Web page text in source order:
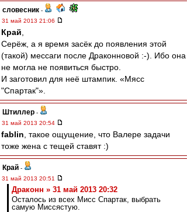
словесник -
31 май 2013 21:06
Край
Серёж, а я время засёк до появления этой
(такой) мессаги после Драконновой :-). Ибо она
не могла не появиться быстро.
И заготовил для неё штампик. «Мясс
"Спартак"».
Штиллер -
31 май 2013 20:54
fablin , такое ощущение, что Валере задачи
тоже жена с тещей ставят :)
Край -
31 май 2013 20:51
Драконн » 31 май 2013 20:32
Осталось из всех Мисс Спартак, выбрать
самую Миссястую.